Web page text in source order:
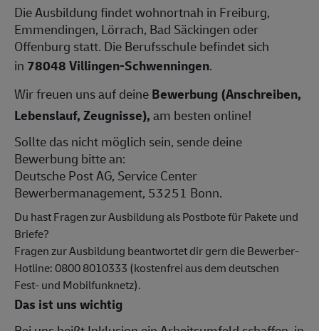
Die Ausbildung findet wohnortnah in Freiburg,
Emmendingen, Lörrach, Bad Säckingen oder
Offenburg statt. Die Berufsschule befindet sich
in 78048 Villingen-Schwenningen.
Wir freuen uns auf deineBewerbung (Anschreiben,
Lebenslauf, Zeugnisse),am besten online!
Sollte das nicht möglich sein, sende deine
Bewerbung bitte an:
Deutsche Post AG, Service Center
Bewerbermanagement, 53251 Bonn.
Du hast Fragen zur Ausbildung als Postbote für Pakete und
Briefe?
Fragen zur Ausbildung beantwortet dir gern die Bewerber-
Hotline: 0800 8010333 (kostenfrei aus dem deutschen
Fest- und Mobilfunknetz).
Das ist uns wichtig